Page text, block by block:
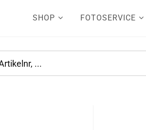
SHOP FOTOSERVICE